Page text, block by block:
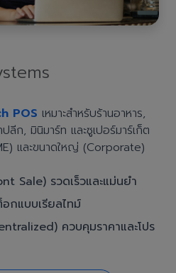
POS เหมาะสำหรับร้านอาหาร,
ลีก, มินิมาร์ท และซูเปอร์มาร์เก็ต
และขนาดใหญ่ (Corporate)
Sale) รวดเร็วและแม่นยำ
กแบบเรียลไทม์
ควบคุมราคาและโปร